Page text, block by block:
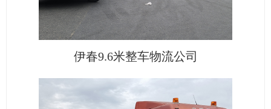
伊春9.6米整车物流公司